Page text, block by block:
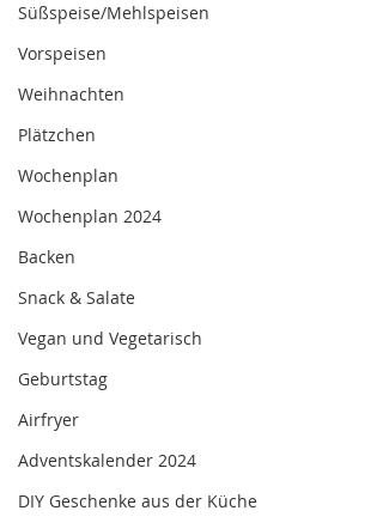
Süßspeise/Mehlspeisen
Vorspeisen
Weihnachten
Plätzchen
Wochenplan
Wochenplan 2024
Backen
Snack & Salate
Vegan und Vegetarisch
Geburtstag
Airfryer
Adventskalender 2024
DIY Geschenke aus der Küche